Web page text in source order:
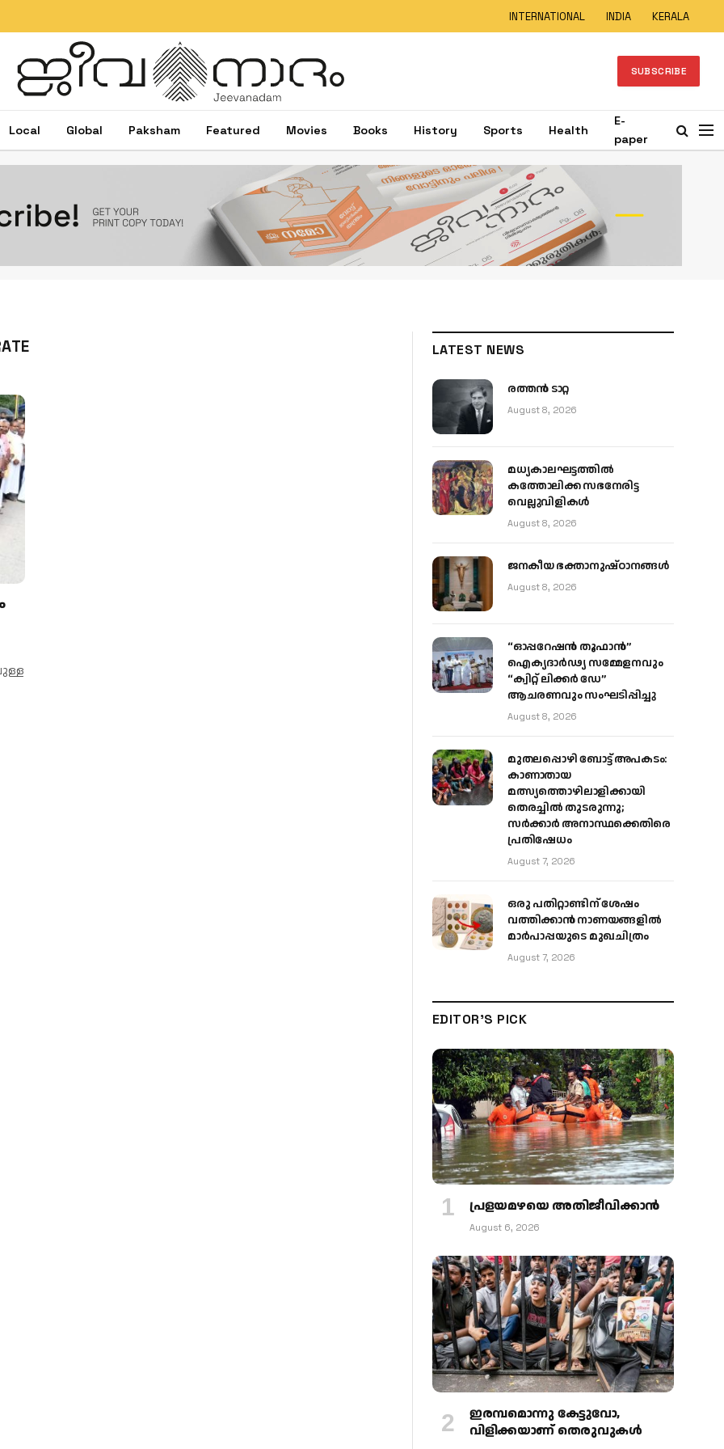
INTERNATIONAL INDIA KERALA
SUBSCRIBE
Local Global Paksham Featured Movies Books History Sports Health
E-
paper
LATEST NEWS
രത്തന്‍ ടാറ്റ
August 8, 2026
മധ്യകാലഘട്ടത്തില്‍
കത്തോലിക്ക സഭനേരിട്ട
വെല്ലുവിളികള്‍
August 8, 2026
ജനകീയ ഭക്താനുഷ്ഠാനങ്ങള്‍
August 8, 2026
“ഓപ്പറേഷൻ തൂഫാൻ”
ഐക്യദാർഢ്യ സമ്മേളനവും
“ക്വിറ്റ് ലിക്കർ ഡേ”
ആചരണവും സംഘടിപ്പിച്ചു
August 8, 2026
മുതലപ്പൊഴി ബോട്ട് അപകടം:
കാണാതായ
മത്സ്യത്തൊഴിലാളിക്കായി
തെരച്ചിൽ തുടരുന്നു;
സർക്കാർ അനാസ്ഥക്കെതിരെ
പ്രതിഷേധം
August 7, 2026
ഒരു പതിറ്റാണ്ടിന് ശേഷം
വത്തിക്കാൻ നാണയങ്ങളിൽ
മാർപാപ്പയുടെ മുഖചിത്രം
August 7, 2026
EDITOR'S PICK
പ്രളയമഴയെ അതിജീവിക്കാന്‍
August 6, 2026
ഇരമ്പമൊന്നു കേട്ടുവോ,
വിളിക്കയാണ് തെരുവുകള്‍